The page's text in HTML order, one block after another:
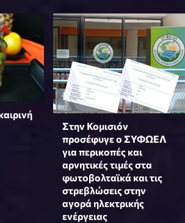
Στην Κομισιόν
προσέφυγε ο ΣΥΦΩΕΛ
για περικοπές και
αρνητικές τιμές στα
φωτοβολταϊκά και τις
στρεβλώσεις στην
αγορά ηλεκτρικής
ενέργειας